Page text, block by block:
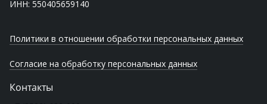
ИНН: 550405659140
Политики в отношении обработки персональных данных
Согласие на обработку персональных данных
Контакты